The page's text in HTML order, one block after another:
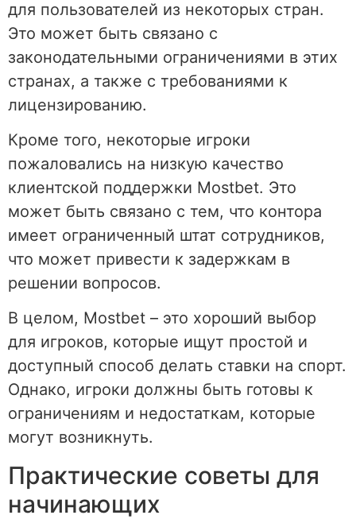
для пользователей из некоторых стран.
Это может быть связано с
законодательными ограничениями в этих
странах, а также с требованиями к
лицензированию.
Кроме того, некоторые игроки
пожаловались на низкую качество
клиентской поддержки Mostbet. Это
может быть связано с тем, что контора
имеет ограниченный штат сотрудников,
что может привести к задержкам в
решении вопросов.
В целом, Mostbet – это хороший выбор
для игроков, которые ищут простой и
доступный способ делать ставки на спорт.
Однако, игроки должны быть готовы к
ограничениям и недостаткам, которые
могут возникнуть.
Практические советы для
начинающих